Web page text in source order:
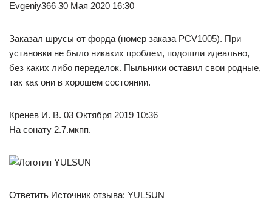
Evgeniy366 30 Мая 2020 16:30
Заказал шрусы от форда (номер заказа PCV1005). При
установки не было никаких проблем, подошли идеально,
без каких либо переделок. Пыльники оставил свои родные,
так как они в хорошем состоянии.
Кренев И. В. 03 Октября 2019 10:36
На сонату 2.7.мкпп.
Ответить Источник отзыва: YULSUN